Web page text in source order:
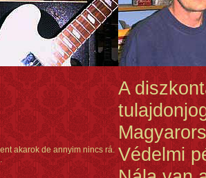
akarok de annyim nincs rá.
A
Védelmi